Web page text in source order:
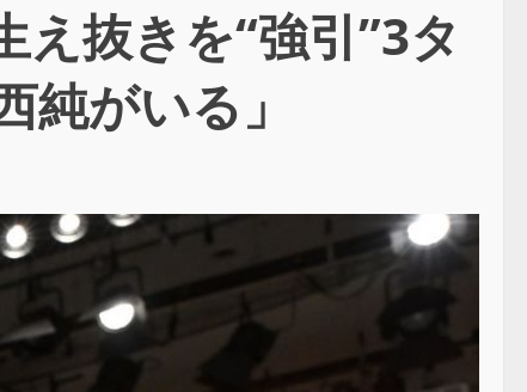
え抜きを“強引”3タ
がいる」